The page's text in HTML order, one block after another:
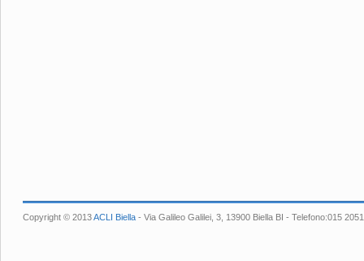
Copyright © 2013ACLI Biella - Via Galileo Galilei, 3, 13900 Biella BI - Telefono:015